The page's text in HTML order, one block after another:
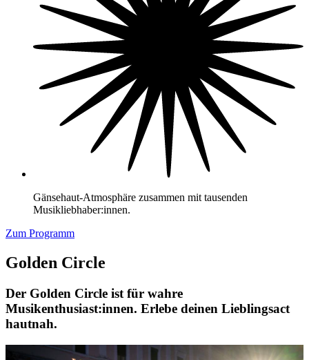
Gänsehaut-Atmosphäre zusammen mit tausenden
Musikliebhaber:innen.
Zum Programm
Golden Circle
Der Golden Circle ist für wahre
Musikenthusiast:innen. Erlebe deinen Lieblingsact
hautnah.